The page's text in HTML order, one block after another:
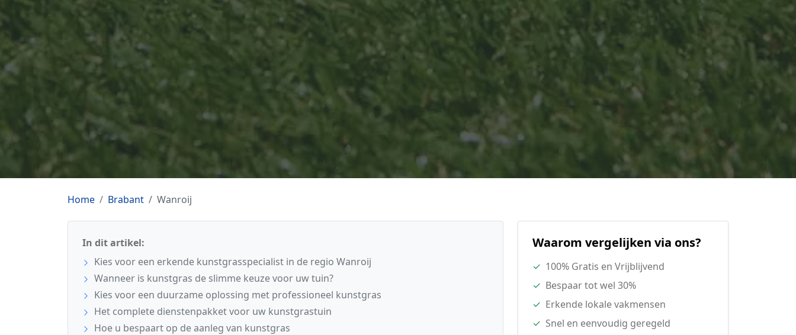
Home Brabant Wanroij
In dit artikel:
Kies voor een erkende kunstgrasspecialist in de regio Wanroij
Wanneer is kunstgras de slimme keuze voor uw tuin?
Kies voor een duurzame oplossing met professioneel kunstgras
Het complete dienstenpakket voor uw kunstgrastuin
Hoe u bespaart op de aanleg van kunstgras
Waarom vergelijken via ons?
✓ 100% Gratis en Vrijblijvend
✓ Bespaar tot wel 30%
✓ Erkende lokale vakmensen
✓ Snel en eenvoudig geregeld